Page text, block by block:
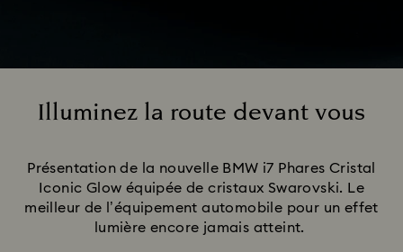
Illuminez la route devant vous
Présentation de la nouvelle BMW i7 Phares Cristal
Iconic Glow équipée de cristaux Swarovski. Le
meilleur de l’équipement automobile pour un effet
lumière encore jamais atteint.